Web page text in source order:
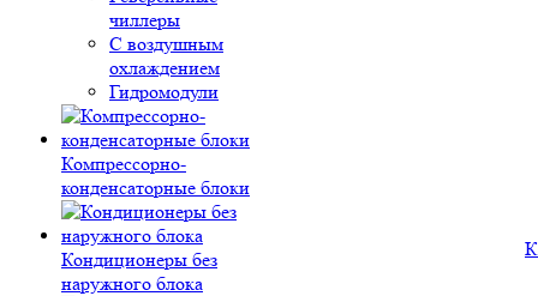
чиллеры
С воздушным
охлаждением
Гидромодули
Компрессорно-
конденсаторные блоки
Кондиционеры без
наружного блока